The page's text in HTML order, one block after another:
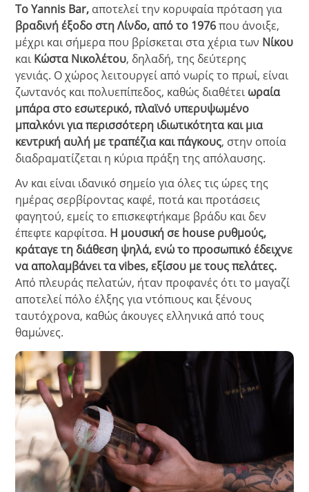
ΤοYannis Bar, αποτελεί την κορυφαία πρόταση για
βραδινή έξοδο στη Λίνδο, από το 1976που άνοιξε,
μέχρι και σήμερα που βρίσκεται στα χέρια των Νίκου
και Κώστα Νικολέτου, δηλαδή, της δεύτερης
γενιάς. Ο χώρος λειτουργεί από νωρίς το πρωί, είναι
ζωντανός και πολυεπίπεδος, καθώς διαθέτει ωραία
μπάρα στο εσωτερικό, πλαϊνό υπερυψωμένο
μπαλκόνι για περισσότερη ιδιωτικότητα και μια
κεντρική αυλή με τραπέζια και πάγκους, στην οποία
διαδραματίζεται η κύρια πράξη της απόλαυσης.
Αν και είναι ιδανικό σημείο για όλες τις ώρες της
ημέρας σερβίροντας καφέ, ποτά και προτάσεις
φαγητού, εμείς το επισκεφτήκαμε βράδυ και δεν
έπεφτε καρφίτσα. Η μουσική σε house ρυθμούς,
κράταγε τη διάθεση ψηλά, ενώ το προσωπικό έδειχνε
να απολαμβάνει τα vibes, εξίσου με τους πελάτες.
Από πλευράς πελατών, ήταν προφανές ότι το μαγαζί
αποτελεί πόλο έλξης για ντόπιους και ξένους
ταυτόχρονα, καθώς άκουγες ελληνικά από τους
θαμώνες.